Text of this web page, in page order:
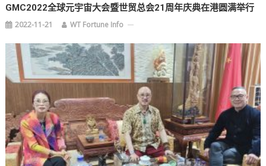
GMC2022全球元宇宙大会暨世贸总会21周年庆典在港圆满举行
2022-11-21 WT Fortune Info